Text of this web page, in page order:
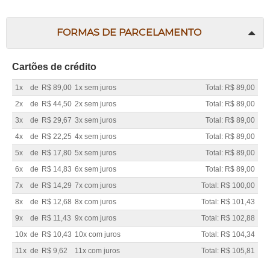
FORMAS DE PARCELAMENTO
Cartões de crédito
1x de R$ 89,00 1x sem juros
Total: R$ 89,00
2x
de R$ 44,50 2x sem juros
Total: R$ 89,00
3x
de R$ 29,67 3x sem juros
Total: R$ 89,00
4x
de R$ 22,25 4x sem juros
Total: R$ 89,00
5x
de R$ 17,80 5x sem juros
Total: R$ 89,00
6x
de R$ 14,83 6x sem juros
Total: R$ 89,00
7x
de R$ 14,29 7x com juros
Total: R$ 100,00
8x
de R$ 12,68 8x com juros
Total: R$ 101,43
9x
de R$ 11,43 9x com juros
Total: R$ 102,88
10x de R$ 10,43 10x com juros
Total: R$ 104,34
11x de R$ 9,62 11x com juros
Total: R$ 105,81